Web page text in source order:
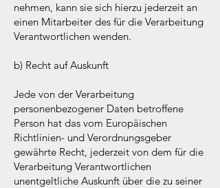
nehmen, kann sie sich hierzu jederzeit an
einen Mitarbeiter des für die Verarbeitung
Verantwortlichen wenden.
b) Recht auf Auskunft
Jede von der Verarbeitung
personenbezogener Daten betroffene
Person hat das vom Europäischen
Richtlinien- und Verordnungsgeber
gewährte Recht, jederzeit von dem für die
Verarbeitung Verantwortlichen
unentgeltliche Auskunft über die zu seiner